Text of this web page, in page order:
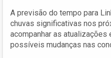
A previsão do tempo para
chuvas significativas nos
acompanhar as atualizações
possíveis mudanças nas